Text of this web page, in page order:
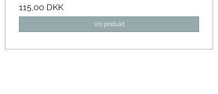
115,00 DKK
Vis produkt